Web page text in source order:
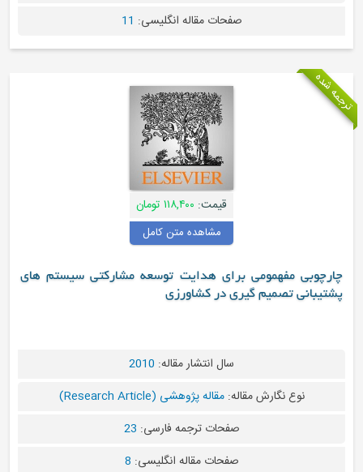
صفحات مقاله انگلیسی:11
۱۱۸,۴۰۰ تومان
مشاهده متن کامل
مفهمومی برای هدایت توسعه مشارکتی سیستم های
تصمیم گیری در کشاورزی
سال انتشار مقاله:2010
نوع نگارش مقاله:مقاله پژوهشی (Research Article)
صفحات ترجمه فارسی:23
صفحات مقاله انگلیسی:8